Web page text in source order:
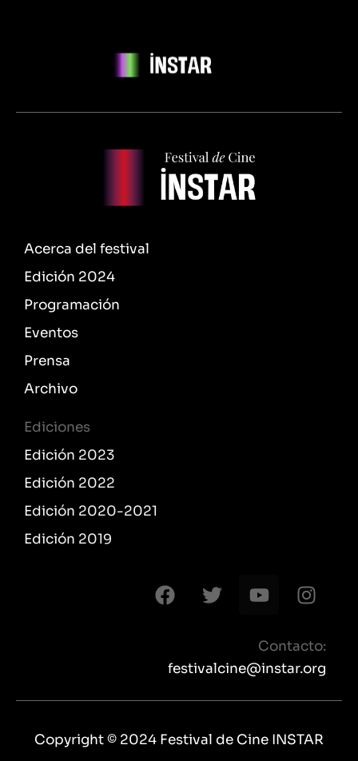
Acerca del festival
Edición 2024
Programación
Eventos
Prensa
Archivo
Ediciones
Edición 2023
Edición 2022
Edición 2020-2021
Edición 2019
F
a
b
o
T
w
t
r
Y
o
t
u
e
I
n
t
a
r
m
Contacto:
festivalcine@instar.org
Copyright © 2024 Festival de Cine INSTAR